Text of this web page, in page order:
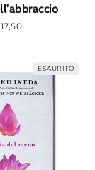
ESAURITO